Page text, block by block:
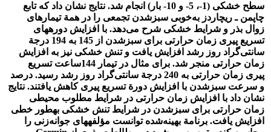
سطح خشکی (1-، 5- و 10- بار) انجام شد. نتایج نشان داد که تابع
چاپمن ـ ریچاردز به‌خوبی سبزشدن تجمعی را در همة تیمارهای
زوال بذر و شرایط خشکی شرح می‌دهد. با افزایش دوره‏های
تسریع پیری زمان حرارتی برای سبزشدن از 145 به 194 درجة
سانتی‌گراد روز رشد افزایش یافت و تنش خشکی نیز به افزایش
زمان حرارتی منجر شد. برای مثال در تیمار 144ساعت تسریع
پیری زمان حرارتی به 240 درجة سانتی‌گراد روز رشد رسید. درصد
و سرعت سبزشدن با افزایش دورة تسریع پیری کاهش یافتند. نتایج
نشان داد با افزایش زمان حرارتی در شرایط مطلوب محیطی
زمان حرارتی برای سبزشدن در شرایط تنش خشکی به‏طور خطی
افزایش یافت. برنامة بهینه‌شده توانست مؤلفه‏های جوانه‌زنی را